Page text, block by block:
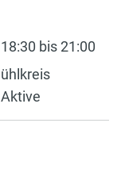
18:30 bis 21:00